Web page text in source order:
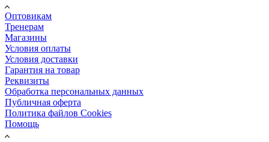
Оптовикам
Тренерам
Магазины
Условия оплаты
Условия доставки
Гарантия на товар
Реквизиты
Обработка персональных данных
Публичная оферта
Политика файлов Cookies
Помощь